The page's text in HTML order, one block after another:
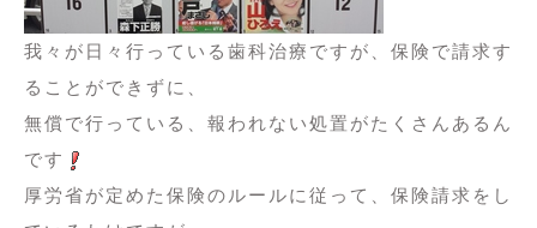
我々が日々行っている歯科治療ですが、保険で請求す
ることができずに、
無償で行っている、報われない処置がたくさんあるん
です
厚労省が定めた保険のルールに従って、保険請求をし